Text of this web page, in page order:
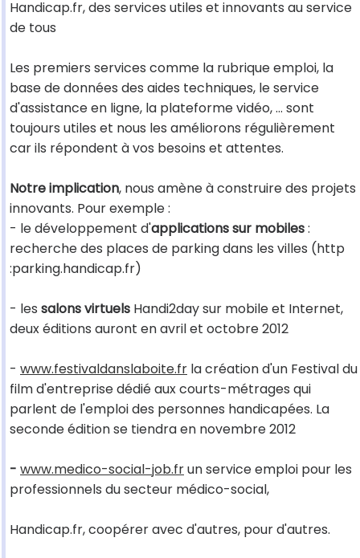
Handicap.fr, des services utiles et innovants au service
de tous
Les premiers services comme la rubrique emploi, la
base de données des aides techniques, le service
d'assistance en ligne, la plateforme vidéo, ... sont
toujours utiles et nous les améliorons régulièrement
car ils répondent à vos besoins et attentes.
Notre implication, nous amène à construire des projets
innovants. Pour exemple :
- le développement d'applications sur mobiles:
recherche des places de parking dans les villes (http
:parking.handicap.fr)
- les salons virtuels Handi2day sur mobile et Internet,
deux éditions auront en avril et octobre 2012
- www.festivaldanslaboite.fr la création d'un Festival du
film d'entreprise dédié aux courts-métrages qui
parlent de l'emploi des personnes handicapées. La
seconde édition se tiendra en novembre 2012
- www.medico-social-job.frun service emploi pour les
professionnels du secteur médico-social,
Handicap.fr, coopérer avec d'autres, pour d'autres.